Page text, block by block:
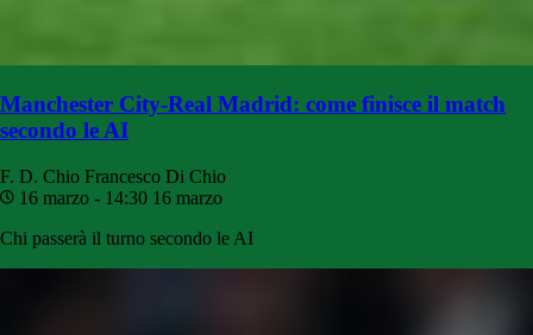
Manchester City-Real Madrid: come finisce il match
secondo le AI
F. D. Chio Francesco Di Chio
16 marzo - 14:30 16 marzo
Chi passerà il turno secondo le AI